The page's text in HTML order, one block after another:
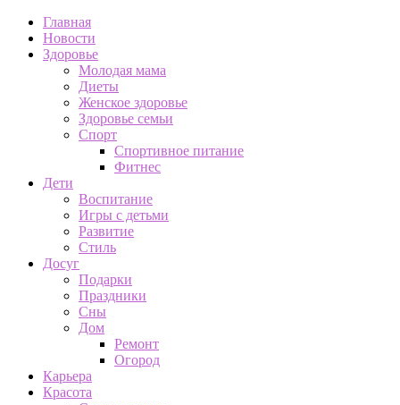
Главная
Новости
Здоровье
Молодая мама
Диеты
Женское здоровье
Здоровье семьи
Спорт
Спортивное питание
Фитнес
Дети
Воспитание
Игры с детьми
Развитие
Стиль
Досуг
Подарки
Праздники
Сны
Дом
Ремонт
Огород
Карьера
Красота